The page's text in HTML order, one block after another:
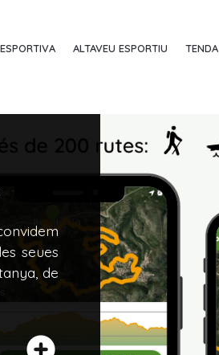
ALTAVEU ESPORTIU TENDA
seues
de